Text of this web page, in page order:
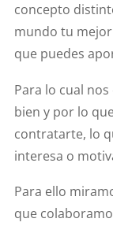
concepto
mundo tu
que puedes
Para lo cual
bien y por lo
contratarte, lo
interesa o
Para ello
que